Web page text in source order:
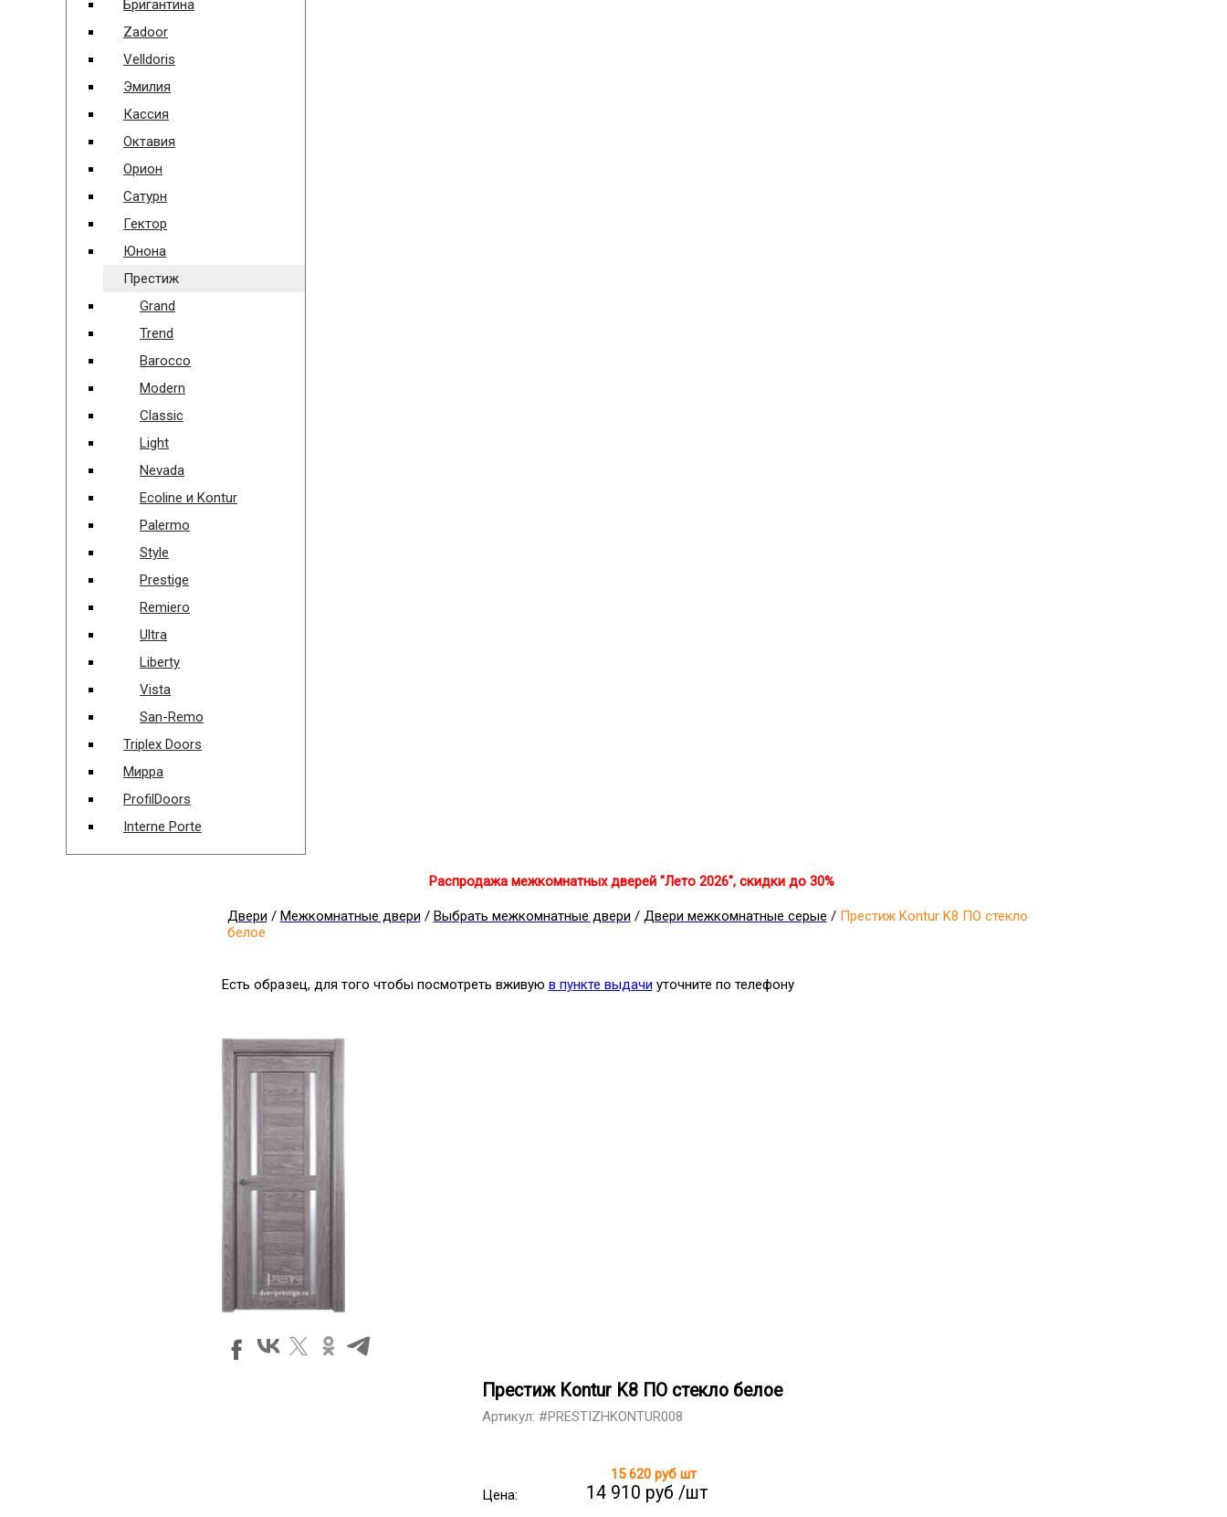
Бригантина
Zadoor
Velldoris
Эмилия
Кассия
Октавия
Орион
Сатурн
Гектор
Юнона
Престиж
Grand
Trend
Barocco
Modern
Classic
Light
Nevada
Ecoline и Kontur
Palermo
Style
Prestige
Remiero
Ultra
Liberty
Vista
San-Remo
Triplex Doors
Мирра
ProfilDoors
Interne Porte
Распродажа межкомнатных дверей "Лето 2026", скидки до 30%
Двери / Межкомнатные двери / Выбрать межкомнатные двери / Двери межкомнатные серые / Престиж Kontur K8 ПО стекло
белое
Есть образец, для того чтобы посмотреть вживую в пункте выдачи уточните по телефону
Престиж Kontur K8 ПО стекло белое
Артикул: #PRESTIZHKONTUR008
Цена:
15 620 руб шт
14 910 руб /шт